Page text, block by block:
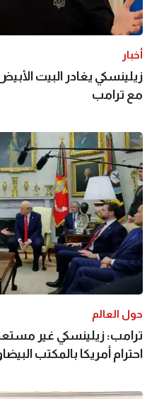
أخبار
زيلينسكي يغادر البيت
مع ترامب
حول العالم
ترامب: زيلينسكي غير
احترام أمريكا بالمكتب